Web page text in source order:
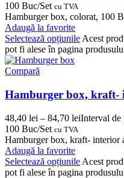
100 Buc/Set cu TVA
Hamburger box, colorat, 100
Adaugă la favorite
Selectează opțiunile Acest
pot fi alese în pagina
Compară
Hamburger box, kraft-
48,40 lei – 84,70 leiInterval de
100 Buc/Set cu TVA
Hamburger box, kraft- interior
Adaugă la favorite
Selectează opțiunile Acest
pot fi alese în pagina